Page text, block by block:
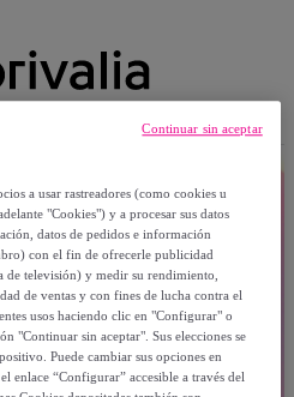
a usar rastreadores (como cookies u
"Cookies") y a procesar sus datos
datos de pedidos e información
con el fin de ofrecerle publicidad
de televisión) y medir su rendimiento,
de ventas y con fines de lucha contra el
usos haciendo clic en "Configurar" o
"Continuar sin aceptar". Sus elecciones se
Puede cambiar sus opciones en
enlace “Configurar” accesible a través del
Continuar sin aceptar